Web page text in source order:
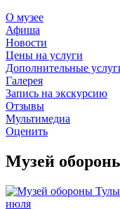
О музее
Афиша
Новости
Цены на услуги
Дополнительные
Галерея
Запись на экскурсию
Отзывы
Мультимедиа
Оценить
Музей